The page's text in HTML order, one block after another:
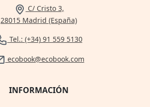
C/ Cristo 3,
28015 Madrid (España)
Tel.: (+34) 91 559 5130
ecobook@ecobook.com
INFORMACIÓN